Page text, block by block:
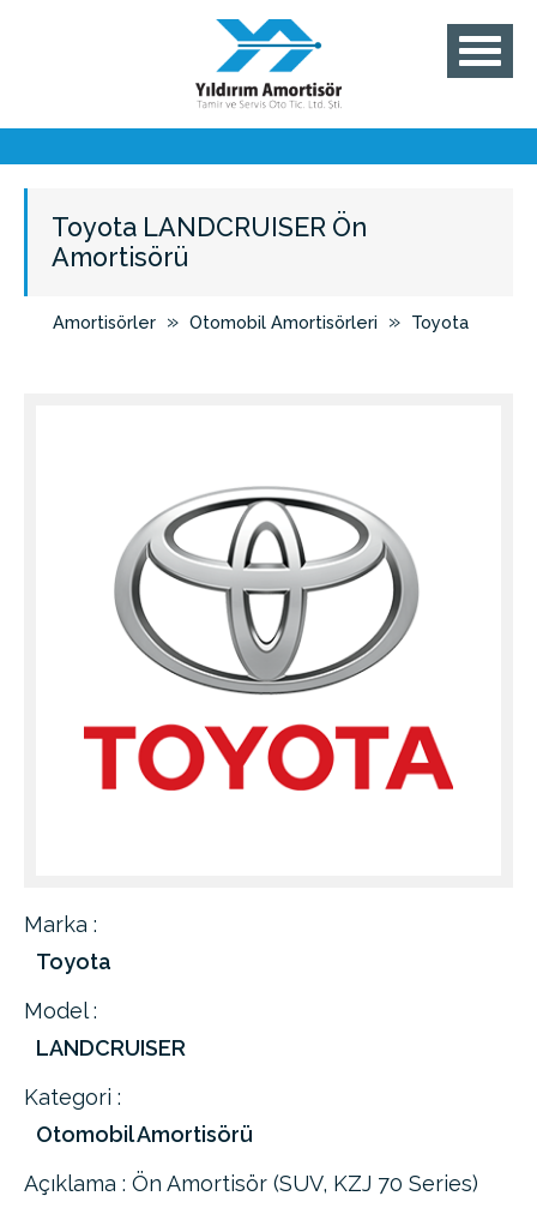
Toyota LANDCRUISER Ön
Amortisörü
Amortisörler » Otomobil Amortisörleri » Toyota
Marka :
Toyota
Model :
LANDCRUISER
Kategori :
Otomobil Amortisörü
Açıklama : Ön Amortisör (SUV, KZJ 70 Series)